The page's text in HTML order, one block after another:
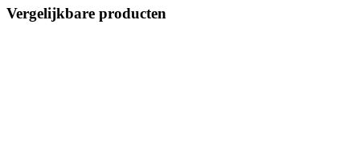
Vergelijkbare producten